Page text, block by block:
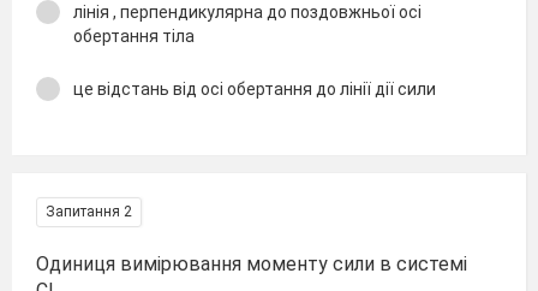
лінія , перпендикулярна до поздовжньої осі
обертання тіла
це відстань від осі обертання до лінії дії сили
Запитання 2
Одиниця вимірювання моменту сили в системі